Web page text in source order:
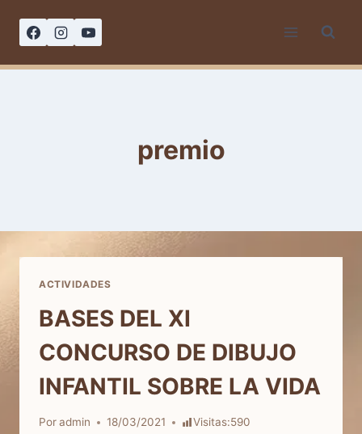
premio
ACTIVIDADES
BASES DEL XI
CONCURSO DE DIBUJO
INFANTIL SOBRE LA VIDA
Poradmin 18/03/2021 Visitas:590